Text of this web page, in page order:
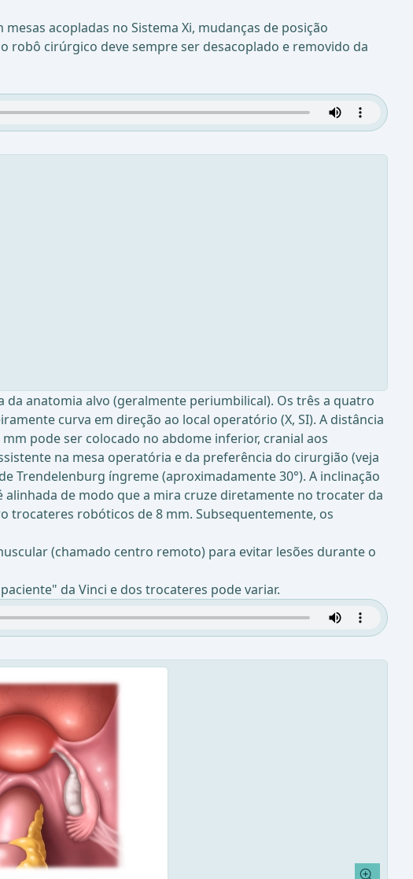
acopladas no Sistema Xi, mudanças de posição
robô cirúrgico deve sempre ser desacoplado e removido da
anatomia alvo (geralmente periumbilical). Os três a quatro
curva em direção ao local operatório (X, SI). A distância
pode ser colocado no abdome inferior, cranial aos
na mesa operatória e da preferência do cirurgião (veja
Trendelenburg íngreme (aproximadamente 30°). A inclinação
de modo que a mira cruze diretamente no trocater da
trocateres robóticos de 8 mm. Subsequentemente, os
(chamado centro remoto) para evitar lesões durante o
da Vinci e dos trocateres pode variar.